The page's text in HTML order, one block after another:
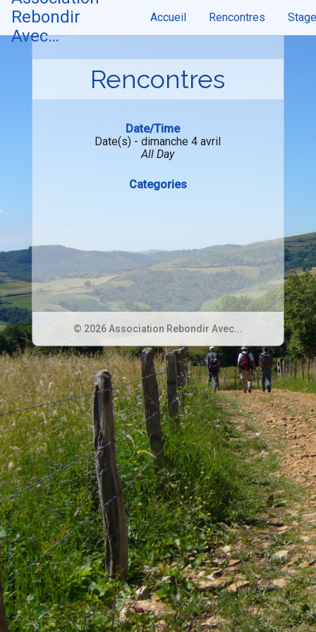
Skip
content
Rebondir
Avec…
Accueil Rencontres
Rencontres
Date/Time
Date(s) - dimanche 4 avril
All Day
Categories
© 2026 Association Rebondir Avec...